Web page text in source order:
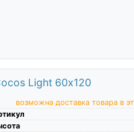
Light 60х120
возможна доставка товара в